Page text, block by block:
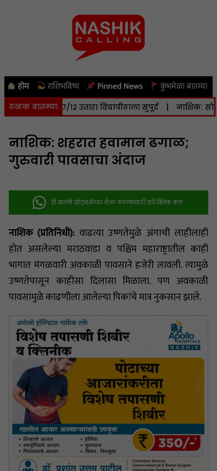
होम राशिभविष्य Pinned News कुंभमेळा बातम्या
ठळक बातम्या:
७/१२ उतारा विद्यापीठाला सुपूर्द | नाशिक: सोमवारी
नाशिक: शहरात हवामान ढगाळ;
गुरुवारी पावसाचा अंदाज
ही बातमी व्हॉट्सअ‍ॅपवर शेअर करण्यासाठी इथे क्लिक करा
नाशिक (प्रतिनिधी): वाढत्या उष्णतेमुळे अंगाची लाहीलाही
होत असलेल्या मराठवाडा व पश्चिम महाराष्ट्रातील काही
भागात मंगळवारी अवकाळी पावसाने हजेरी लावली. त्यामुळे
उष्णतेपासून काहीसा दिलासा मिळाला. पण अवकाळी
पावसामुळे काढणीला आलेल्या पिकांचे मात्र नुकसान झाले.